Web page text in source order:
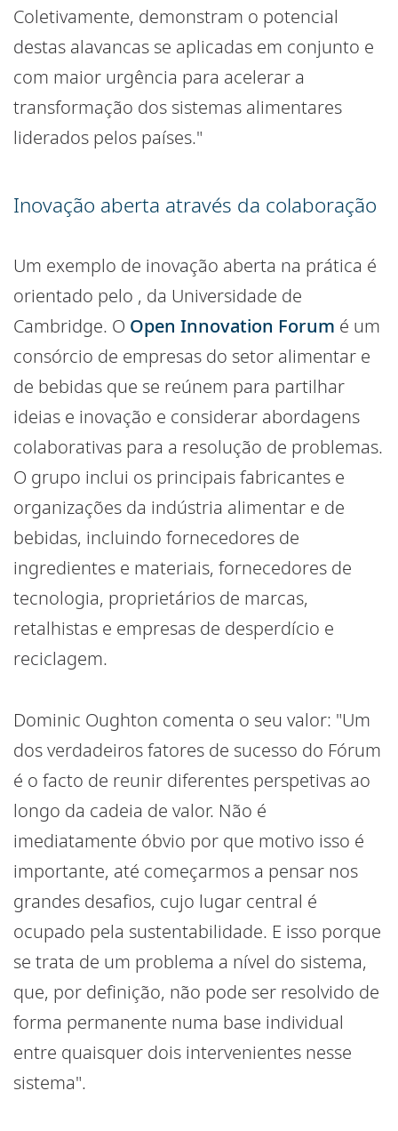
Coletivamente, demonstram o potencial
destas alavancas se aplicadas em conjunto e
com maior urgência para acelerar a
transformação dos sistemas alimentares
liderados pelos países."
Inovação aberta através da colaboração
Um exemplo de inovação aberta na prática é
orientado pelo , da Universidade de
Cambridge. O Open Innovation Forum é um
consórcio de empresas do setor alimentar e
de bebidas que se reúnem para partilhar
ideias e inovação e considerar abordagens
colaborativas para a resolução de problemas.
O grupo inclui os principais fabricantes e
organizações da indústria alimentar e de
bebidas, incluindo fornecedores de
ingredientes e materiais, fornecedores de
tecnologia, proprietários de marcas,
retalhistas e empresas de desperdício e
reciclagem.
Dominic Oughton comenta o seu valor: "Um
dos verdadeiros fatores de sucesso do Fórum
é o facto de reunir diferentes perspetivas ao
longo da cadeia de valor. Não é
imediatamente óbvio por que motivo isso é
importante, até começarmos a pensar nos
grandes desafios, cujo lugar central é
ocupado pela sustentabilidade. E isso porque
se trata de um problema a nível do sistema,
que, por definição, não pode ser resolvido de
forma permanente numa base individual
entre quaisquer dois intervenientes nesse
sistema".